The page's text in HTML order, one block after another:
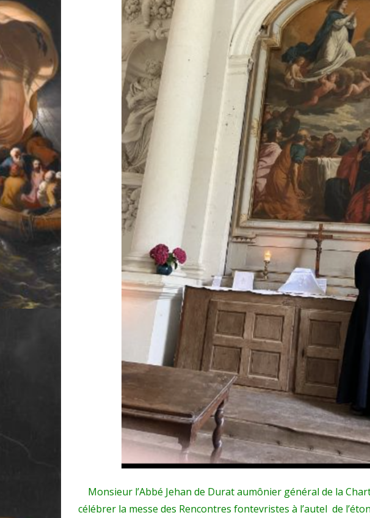
Monsieur l’Abbé Jehan de Durat aumônier général de la
célébrer la messe des Rencontres fontevristes à l’autel de